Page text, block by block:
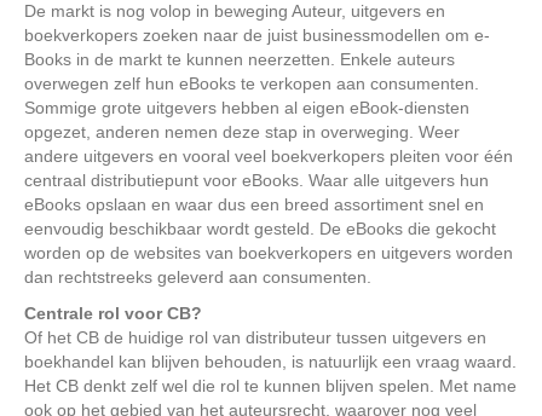
De markt is nog volop in beweging Auteur, uitgevers en
boekverkopers zoeken naar de juist businessmodellen om e-
Books in de markt te kunnen neerzetten. Enkele auteurs
overwegen zelf hun eBooks te verkopen aan consumenten.
Sommige grote uitgevers hebben al eigen eBook-diensten
opgezet, anderen nemen deze stap in overweging. Weer
andere uitgevers en vooral veel boekverkopers pleiten voor één
centraal distributiepunt voor eBooks. Waar alle uitgevers hun
eBooks opslaan en waar dus een breed assortiment snel en
eenvoudig beschikbaar wordt gesteld. De eBooks die gekocht
worden op de websites van boekverkopers en uitgevers worden
dan rechtstreeks geleverd aan consumenten.
Centrale rol voor CB?
Of het CB de huidige rol van distributeur tussen uitgevers en
boekhandel kan blijven behouden, is natuurlijk een vraag waard.
Het CB denkt zelf wel die rol te kunnen blijven spelen. Met name
ook op het gebied van het auteursrecht, waarover nog veel